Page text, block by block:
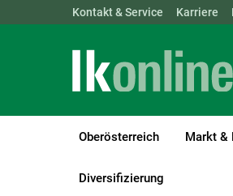
Landwirtschaftskammern:
Kontakt & Service Karriere
Oberösterreich Markt &
Diversifizierung
LK Oberösterreich Bauen, Energie